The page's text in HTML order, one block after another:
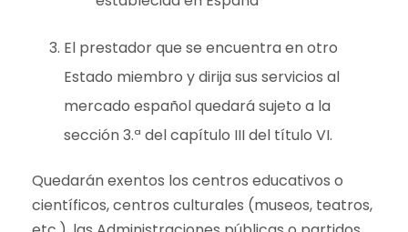
El prestador que se encuentra en otro
Estado miembro y dirija sus servicios al
mercado español quedará sujeto a la
sección 3.ª del capítulo III del título VI.
Quedarán exentos los centros educativos o
científicos, centros culturales (museos, teatros,